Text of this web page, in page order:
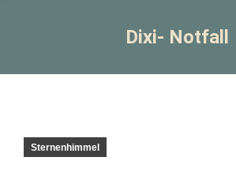
Dixi- Notfall
Sternenhimmel